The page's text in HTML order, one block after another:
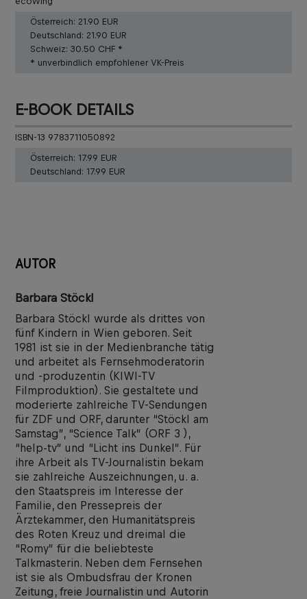
Österreich: 21.90 EUR
Deutschland: 21.90 EUR
Schweiz: 30.50 CHF *
* unverbindlich empfohlener VK-Preis
E-BOOK DETAILS
ISBN-13 9783711050892
Österreich: 17.99 EUR
Deutschland: 17.99 EUR
AUTOR
Barbara Stöckl
Barbara Stöckl wurde als drittes von
fünf Kindern in Wien geboren. Seit
1981 ist sie in der Medienbranche tätig
und arbeitet als Fernsehmoderatorin
und -produzentin (KIWI-TV
Filmproduktion). Sie gestaltete und
moderierte zahlreiche TV-Sendungen
für ZDF und ORF, darunter “Stöckl am
Samstag”, “Science Talk” (ORF 3 ),
“help-tv” und “Licht ins Dunkel”. Für
ihre Arbeit als TV-Journalistin bekam
sie zahlreiche Auszeichnungen, u. a.
den Staatspreis im Interesse der
Familie, den Pressepreis der
Ärztekammer, den Humanitätspreis
des Roten Kreuz und dreimal die
“Romy” für die beliebteste
Talkmasterin. Neben dem Fernsehen
ist sie als Ombudsfrau der Kronen
Zeitung, freie Journalistin und Autorin